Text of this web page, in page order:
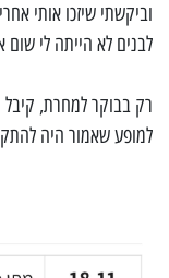
וביקשתי שיזכו אותי
לבנים לא הייתה לי
רק בבוקר למחרת,
למופע שאמור היה